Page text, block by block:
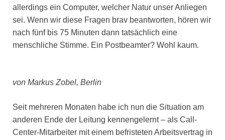
allerdings ein Computer, welcher Natur unser Anliegen
sei. Wenn wir diese Fragen brav beantworten, hören wir
nach fünf bis 75 Minuten dann tatsächlich eine
menschliche Stimme. Ein Postbeamter? Wohl kaum.
von Markus Zobel, Berlin
Seit mehreren Monaten habe ich nun die Situation am
anderen Ende der Leitung kennengelernt – als Call-
Center-Mitarbeiter mit einem befristeten Arbeitsvertrag in